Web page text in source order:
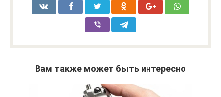
Вам также может быть интересно